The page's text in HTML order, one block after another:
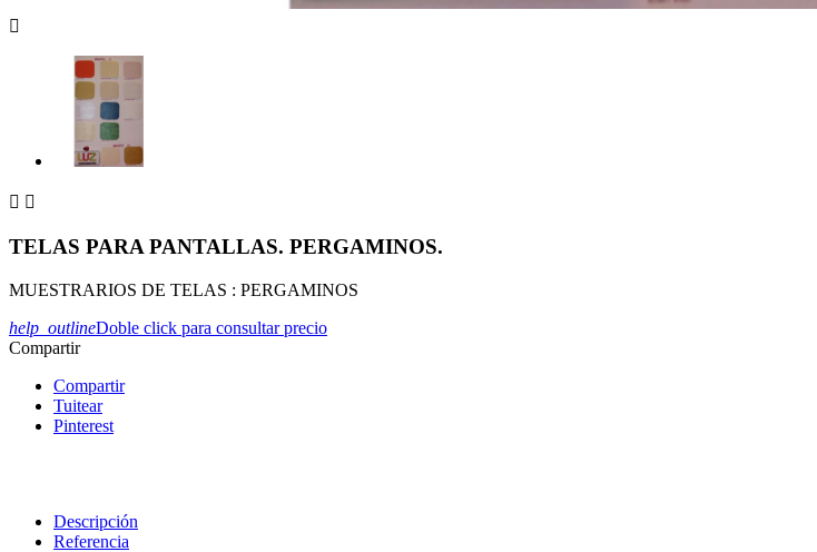

 
TELAS PARA PANTALLAS. PERGAMINOS.
MUESTRARIOS DE TELAS : PERGAMINOS
help_outlineDoble click para consultar precio
Compartir
Compartir
Tuitear
Pinterest
Descripción
Referencia